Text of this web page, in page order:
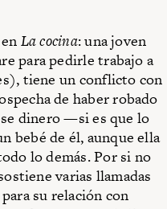
La cocina: una joven
para pedirle trabajo a
tiene un conflicto con
de haber robado
dinero —si es que lo
bebé de él, aunque ella
lo demás. Por si no
varias llamadas
su relación con